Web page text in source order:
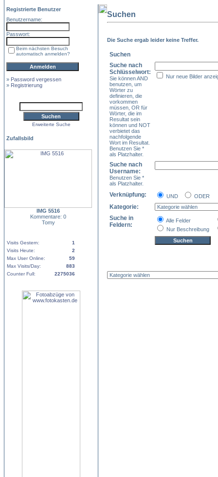
Registrierte Benutzer
Benutzername:
Passwort:
Beim nächsten Besuch
automatisch anmelden?
» Password vergessen
» Registrierung
Erweiterte Suche
Zufallsbild
IMG 5516
Kommentare: 0
Tomy
Visits Gestern:
1
Visits Heute:
2
Max User Online:
59
Max Visits/Day:
883
Counter Full:
2275036
Suchen
Die Suche ergab leider keine Treffer.
Suchen
Suche nach
Schlüsselwort:
Sie können AND
benutzen, um
Wörter zu
definieren, die
vorkommen
müssen, OR für
Wörter, die im
Resultat sein
können und NOT
verbietet das
nachfolgende
Wort im Resultat.
Benutzen Sie *
als Platzhalter.
Nur neue Bilder
Suche nach
Username:
Benutzen Sie *
als Platzhalter.
Verknüpfung: UND ODER
Kategorie:
Suche in
Feldern:
Alle Felder
Nur Beschreibung